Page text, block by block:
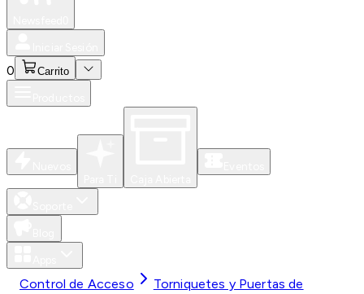
0 Carrito
Control de Acceso
Torniquetes y Puertas de